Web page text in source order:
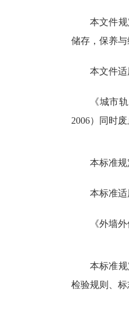
本文件
储存，保养与
本文件
《城市
2006）同时废
本标准
本标准适
《外墙
本标准
检验规则、标